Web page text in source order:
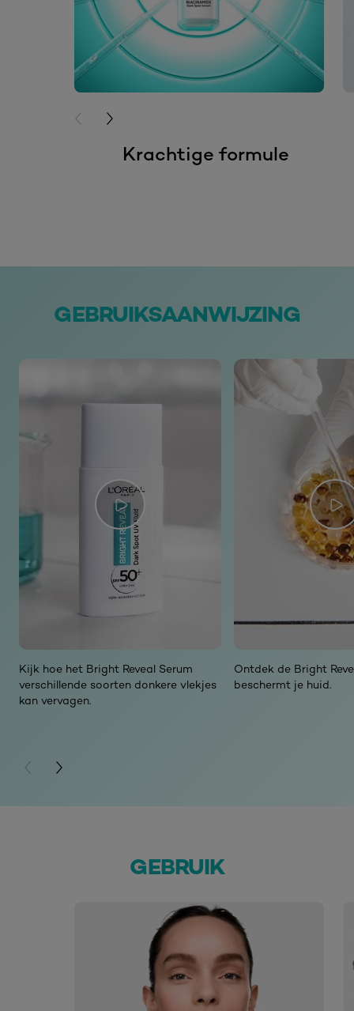
Krachtige formule
PREVIOUS CARD
NEXT CARD
GEBRUIKSAANWIJZING​
Kijk hoe het Bright Reveal Serum
verschillende soorten donkere vlekjes
kan vervagen.
Ontdek de Bright
beschermt je huid.
PREVIOUS CARD
NEXT CARD
GEBRUIK